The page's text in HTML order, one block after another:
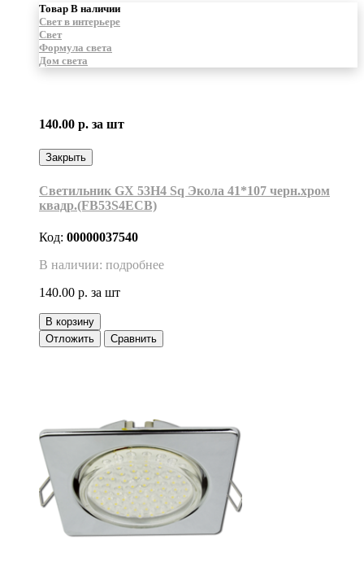
Товар В наличии
Свет в интерьере
Свет
Формула света
Дом света
140.00 р. за шт
Закрыть
Светильник GX 53H4 Sq Экола 41*107 черн.хром
квадр.(FB53S4ECB)
Код: 00000037540
В наличии: подробнее
140.00 р. за шт
В корзину
Отложить
Сравнить